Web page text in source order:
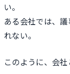
い。
ある会社では、
れない。
このように、会